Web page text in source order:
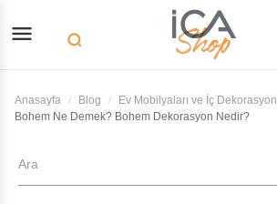
menu search
Anasayfa Blog
Ev Mobilyaları ve İç Dekorasyon
Bohem Ne Demek? Bohem Dekorasyon Nedir?